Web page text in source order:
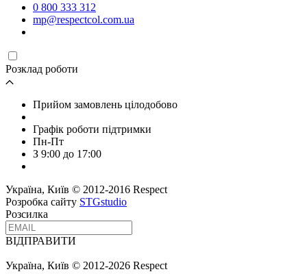
0 800 333 312
mp@respectcol.com.ua
Розклад роботи
Прийом замовлень цілодобово
Графік роботи підтримки
Пн-Пт
З 9:00 до 17:00
Україна, Київ © 2012-2016 Respect
Розробка сайту STGstudio
Розсилка
ВІДПРАВИТИ
Україна, Київ © 2012-2026 Respect